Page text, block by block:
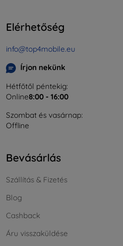
Elérhetőség
info@top4mobile.eu
Írjon nekünk
Hétfőtől péntekig:
Online8:00 - 16:00
Szombat és vasárnap:
Offline
Bevásárlás
Szállítás & Fizetés
Blog
Cashback
Áru visszaküldése